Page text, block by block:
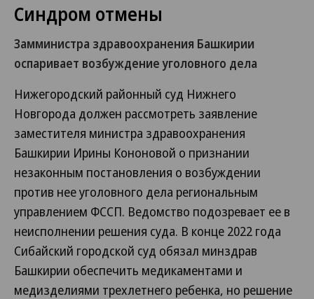
Синдром отмены
Замминистра здравоохранения Башкирии
оспаривает возбуждение уголовного дела
Нижегородский районный суд Нижнего
Новгорода должен рассмотреть заявление
заместителя министра здравоохранения
Башкирии Ирины Кононовой о признании
незаконным постановления о возбуждении
против нее уголовного дела региональным
управлением ФССП. Ведомство подозревает ее в
неисполнении решения суда. В конце 2022 года
Сибайский городской суд обязал минздрав
Башкирии обеспечить медикаментами и
медизделиями трехлетнего ребенка, но решение